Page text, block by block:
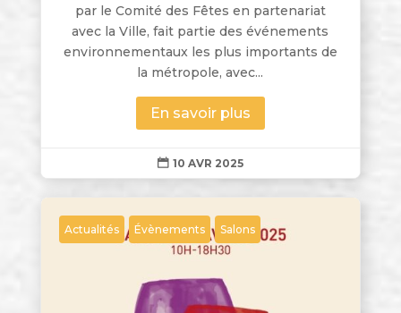
par le Comité des Fêtes en partenariat
avec la Ville, fait partie des événements
environnementaux les plus importants de
la métropole, avec...
En savoir plus
 10 AVR 2025
Actualités Évènements Salons